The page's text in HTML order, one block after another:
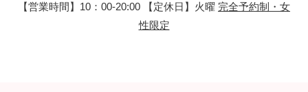
【営業時間】10：00-20:00 【定休日】火曜 完全予約制・女
性限定